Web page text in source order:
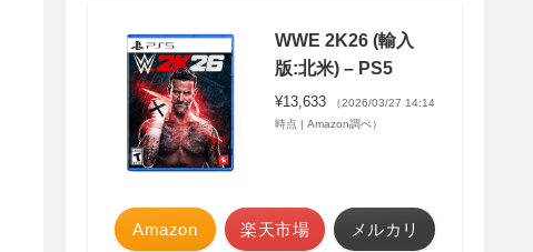
WWE 2K26 (輸入
版:北米) – PS5
¥13,633
（2026/03/27 14:14
時点 | Amazon調べ）
Amazon 楽天市場 メルカリ